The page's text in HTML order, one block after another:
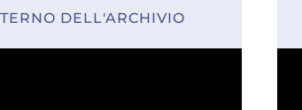
DELL'ARCHIVIO